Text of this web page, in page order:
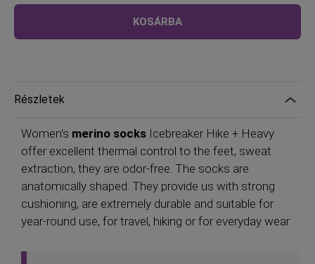
alacsony,
KOSÁRBA
Részletek
Women's merino socks Icebreaker Hike + Heavy
offer excellent thermal control to the feet, sweat
extraction, they are odor-free. The socks are
anatomically shaped. They provide us with strong
cushioning, are extremely durable and suitable for
year-round use, for travel, hiking or for everyday wear.